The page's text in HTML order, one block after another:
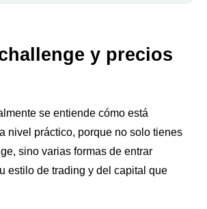
y precios
se entiende cómo está
nivel práctico, porque no solo tienes
sino varias formas de entrar
estilo de trading y del capital que